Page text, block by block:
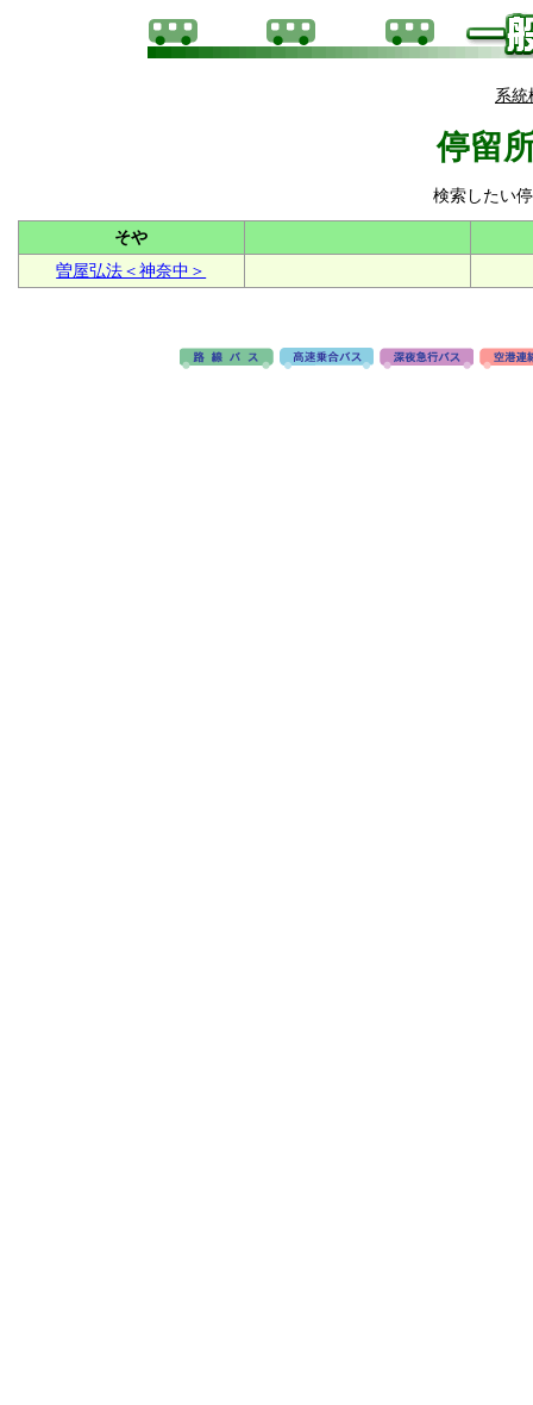
系統
停留
検索したい
そや
曽屋弘法＜神奈中＞